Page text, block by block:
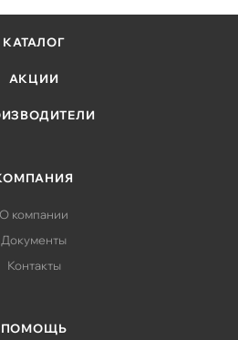
КАТАЛОГ
АКЦИИ
О компании
Документы
Контакты
ПОМОЩЬ